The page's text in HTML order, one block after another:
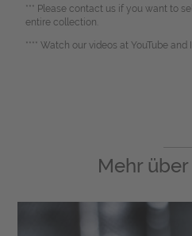
*** Please contact us if you want to
entire collection.
**** Watch our videos at YouTube and
Mehr über